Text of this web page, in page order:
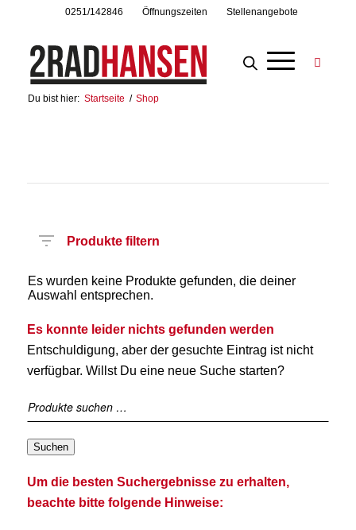
0251/142846 Öffnungszeiten Stellenangebote
Du bist hier: Startseite / Shop
Produkte filtern
Es wurden keine Produkte gefunden, die deiner
Auswahl entsprechen.
Es konnte leider nichts gefunden werden
Entschuldigung, aber der gesuchte Eintrag ist nicht
verfügbar. Willst Du eine neue Suche starten?
Suchen
Um die besten Suchergebnisse zu erhalten,
beachte bitte folgende Hinweise: